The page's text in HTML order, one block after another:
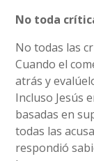
No toda
No todas las
Cuando el
atrás y
Incluso Jesús
basadas en
todas las
respondió